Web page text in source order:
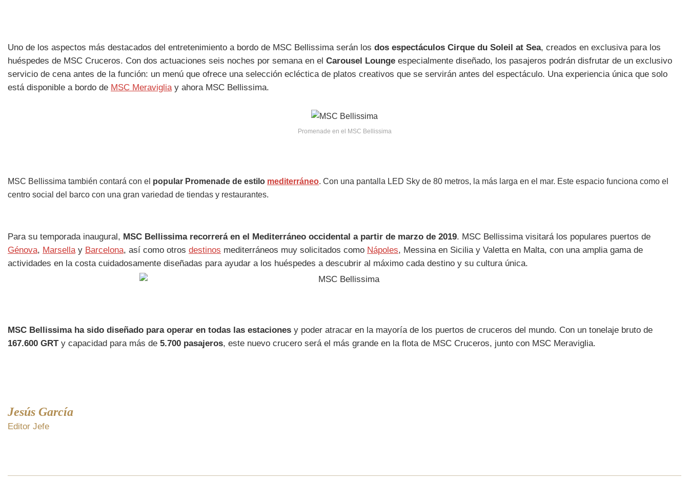
Uno de los aspectos más destacados del entretenimiento a bordo de MSC Bellissima serán los dos espectáculos Cirque du Soleil at Sea, creados en exclusiva para los
huéspedes de MSC Cruceros. Con dos actuaciones seis noches por semana en el Carousel Lounge especialmente diseñado, los pasajeros podrán disfrutar de un exclusivo
servicio de cena antes de la función: un menú que ofrece una selección ecléctica de platos creativos que se servirán antes del espectáculo. Una experiencia única que solo
está disponible a bordo de MSC Meravigliay ahora MSC Bellissima.
Promenade en el MSC Bellissima
MSC Bellissima también contará con el popular Promenade de estilo mediterráneo. Con una pantalla LED Sky de 80 metros, la más larga en el mar. Este espacio funciona como el
centro social del barco con una gran variedad de tiendas y restaurantes.
Para su temporada inaugural, MSC Bellissima recorrerá en el Mediterráneo occidental a partir de marzo de 2019. MSC Bellissima visitará los populares puertos de
Génova, Marsella y Barcelona, así como otros destinos mediterráneos muy solicitados como Nápoles, Messina en Sicilia y Valetta en Malta, con una amplia gama de
actividades en la costa cuidadosamente diseñadas para ayudar a los huéspedes a descubrir al máximo cada destino y su cultura única.
MSC Bellissima ha sido diseñado para operar en todas las estaciones y poder atracar en la mayoría de los puertos de cruceros del mundo. Con un tonelaje bruto de
167.600 GRTy capacidad para más de 5.700 pasajeros, este nuevo crucero será el más grande en la flota de MSC Cruceros, junto con MSC Meraviglia.
Jesús García
Editor Jefe